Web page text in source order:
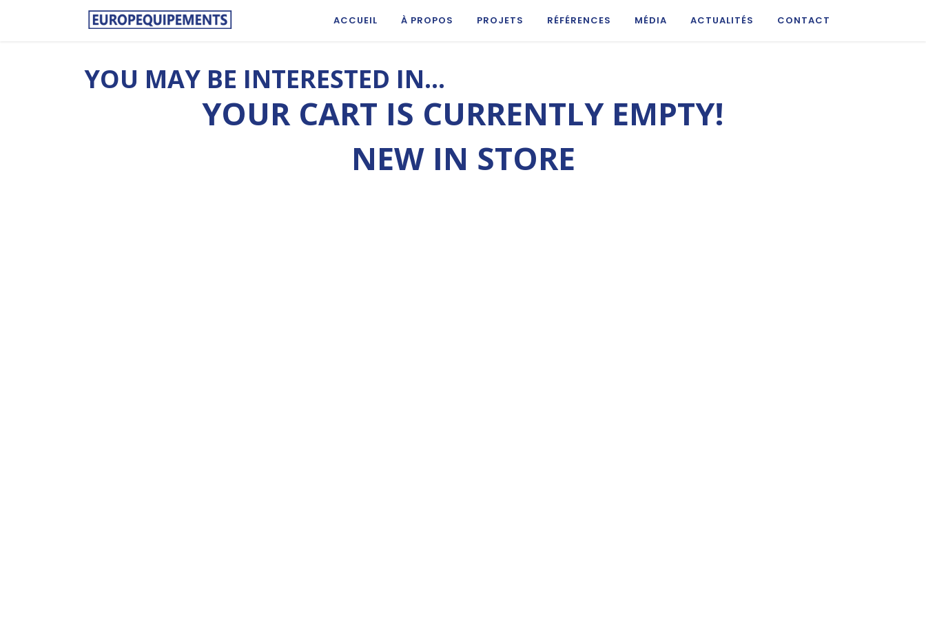
ACCUEIL À PROPOS PROJETS RÉFÉRENCES MÉDIA ACTUALITÉS CONTACT
YOU MAY BE INTERESTED IN…
YOUR CART IS CURRENTLY EMPTY!
NEW IN STORE